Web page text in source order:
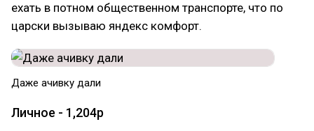
ехать в потном общественном транспорте, что по
царски вызываю яндекс комфорт.
Даже ачивку дали
Личное - 1,204р